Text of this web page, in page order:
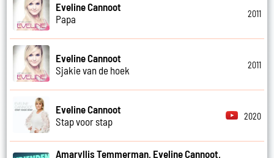
Eveline Cannoot
Papa
2011
Eveline Cannoot
Sjakie van de hoek
2011
Eveline Cannoot
Stap voor stap
2020
Amaryllis Temmerman, Eveline Cannoot,